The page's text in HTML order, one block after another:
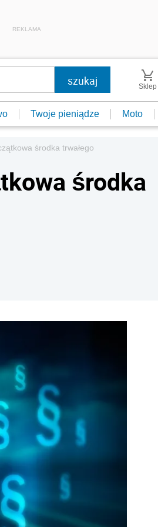
REKLAMA
Sklep
Twoje pieniądze Moto
środka trwałego
środka